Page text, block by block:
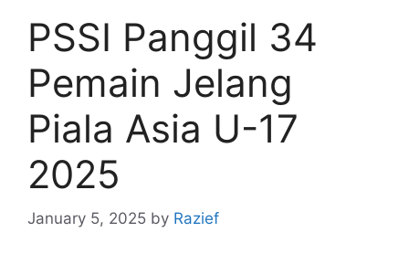
PSSI Panggil 34
Pemain Jelang
Piala Asia U-17
2025
January 5, 2025 by Razief